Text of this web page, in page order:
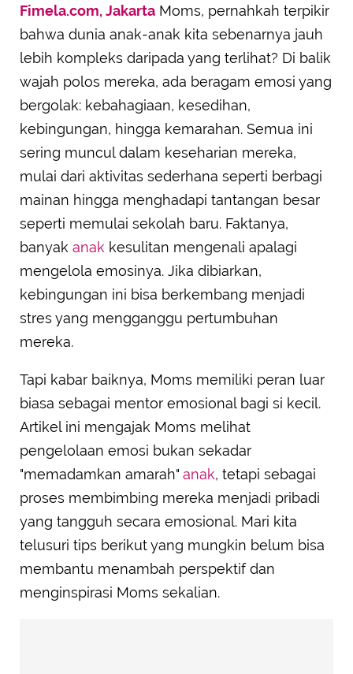
Jadikan Rutinitas sebagai Zona Nyaman
Emosional
Gunakan Seni sebagai Media Ekspresi Emosi
Ajarkan Teknik Pernapasan yang Menenangkan
Bangun Kebun Emosi bersama Anak
Gunakan Humor untuk Melepas Ketegangan
Latih Kesabaran Lewat Permainan
Fimela.com, Jakarta Moms, pernahkah terpikir
bahwa dunia anak-anak kita sebenarnya jauh
lebih kompleks daripada yang terlihat? Di balik
wajah polos mereka, ada beragam emosi yang
bergolak: kebahagiaan, kesedihan,
kebingungan, hingga kemarahan. Semua ini
sering muncul dalam keseharian mereka,
mulai dari aktivitas sederhana seperti berbagi
mainan hingga menghadapi tantangan besar
seperti memulai sekolah baru. Faktanya,
banyak anak kesulitan mengenali apalagi
mengelola emosinya. Jika dibiarkan,
kebingungan ini bisa berkembang menjadi
stres yang mengganggu pertumbuhan
mereka.
Tapi kabar baiknya, Moms memiliki peran luar
biasa sebagai mentor emosional bagi si kecil.
Artikel ini mengajak Moms melihat
pengelolaan emosi bukan sekadar
"memadamkan amarah" anak, tetapi sebagai
proses membimbing mereka menjadi pribadi
yang tangguh secara emosional. Mari kita
telusuri tips berikut yang mungkin belum bisa
membantu menambah perspektif dan
menginspirasi Moms sekalian.